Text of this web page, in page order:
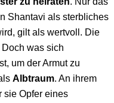
Shantavi als sterbliches
gilt als wertvoll. Die
Doch was sich
um der Armut zu
Albtraum. An ihrem
sie Opfer eines